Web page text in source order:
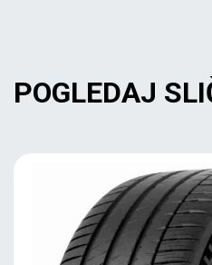
POGLEDAJ